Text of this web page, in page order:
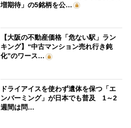
増期待」の5銘柄を公…
【大阪の不動産価格「危ない駅」ラン
キング】“中古マンション売れ行き鈍
化”のワース…
ドライアイスを使わず遺体を保つ「エ
ンバーミング」が日本でも普及 1～2
週間は問…